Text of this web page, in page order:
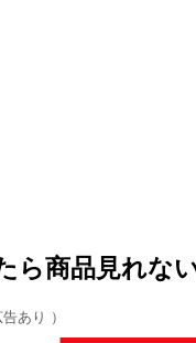
ら商品見れな